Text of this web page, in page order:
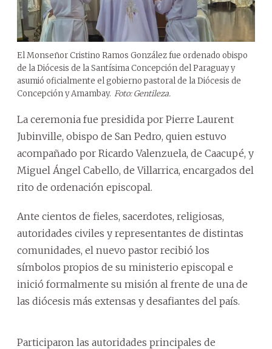
El Monseñor Cristino Ramos González fue ordenado obispo
de la Diócesis de la Santísima Concepción del Paraguay y
asumió oficialmente el gobierno pastoral de la Diócesis de
Concepción y Amambay. Foto: Gentileza.
La ceremonia fue presidida por Pierre Laurent
Jubinville, obispo de San Pedro, quien estuvo
acompañado por Ricardo Valenzuela, de Caacupé, y
Miguel Ángel Cabello, de Villarrica, encargados del
rito de ordenación episcopal.
Ante cientos de fieles, sacerdotes, religiosas,
autoridades civiles y representantes de distintas
comunidades, el nuevo pastor recibió los
símbolos propios de su ministerio episcopal e
inició formalmente su misión al frente de una de
las diócesis más extensas y desafiantes del país.
Participaron las autoridades principales de